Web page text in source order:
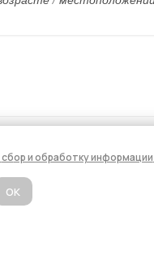
сбор и обработку информации
ОК